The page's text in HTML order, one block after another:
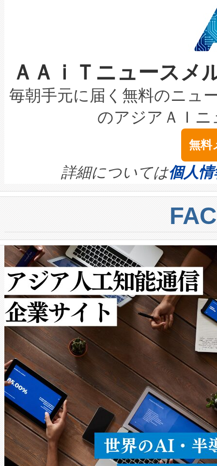
加組織は、Enzeneのバイオ
選定された製品について、自
取得できる可能性もあります
設には、3億～4億ドルかか
最高経営責任者（CEO）であ
す。「当社のfully-connected
ームを利用すれば、6,000万
きます。この効率性は、フェ
事業者の負担軽減という課題
系統連系を迅速にし、ピーク
限を超えて利用可能な電力容
持できるよう貢献します。こ
ービスレベル契約（SLA）違
テリー性能の劣化によるダウ
念は、現在データセンターが
ます。 Voltaiq provides a
quality and reliability for AI
BESS stack to ensure battery
centers. Voltaiqは、ai&のAI
からシステム統合、試運転、
クルの各段階のデータを監視
[…]
狭視野のFOVを切り替えるこ
ケーブル、枝などの細かな対
なレーザースポットにより、
な環境下でも豊かなディテー
キロメートル範囲を検出
LiDAR for Inspections,
は1535 nmレーザーを搭載。
イズの小径化を実現すること
す。ノーマルモードでは、
ートル先まで検出でき、これ
トに対して約600メートルに
では、反射率10％のターゲッ
で向上し、最大検知距離は
ットだけで最大1キロメート
ルの変電所周囲を監視でき、
作業と点群処理を簡素化でき
Avia 2は、2種類のFOVオプシ
× 80°のノーマルモード、長
ードを切り替えて使用するこ
ることなく、単一のデバイス
うにします。遠距離まで届く
密度なスキャ […]
ＡＡｉＴニュース
毎朝手元に届く無料のニュ
のアジアＡＩ
無料
詳細については個人